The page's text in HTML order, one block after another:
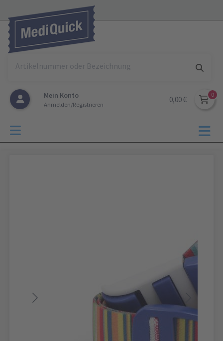
Mein Konto
Anmelden/Registrieren
0,00 €